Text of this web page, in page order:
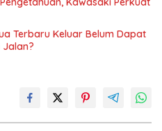
Terbaru Keluar Belum Dapat
Jalan?